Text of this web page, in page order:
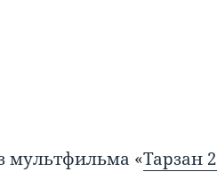
мультфильма «Тарзан 2